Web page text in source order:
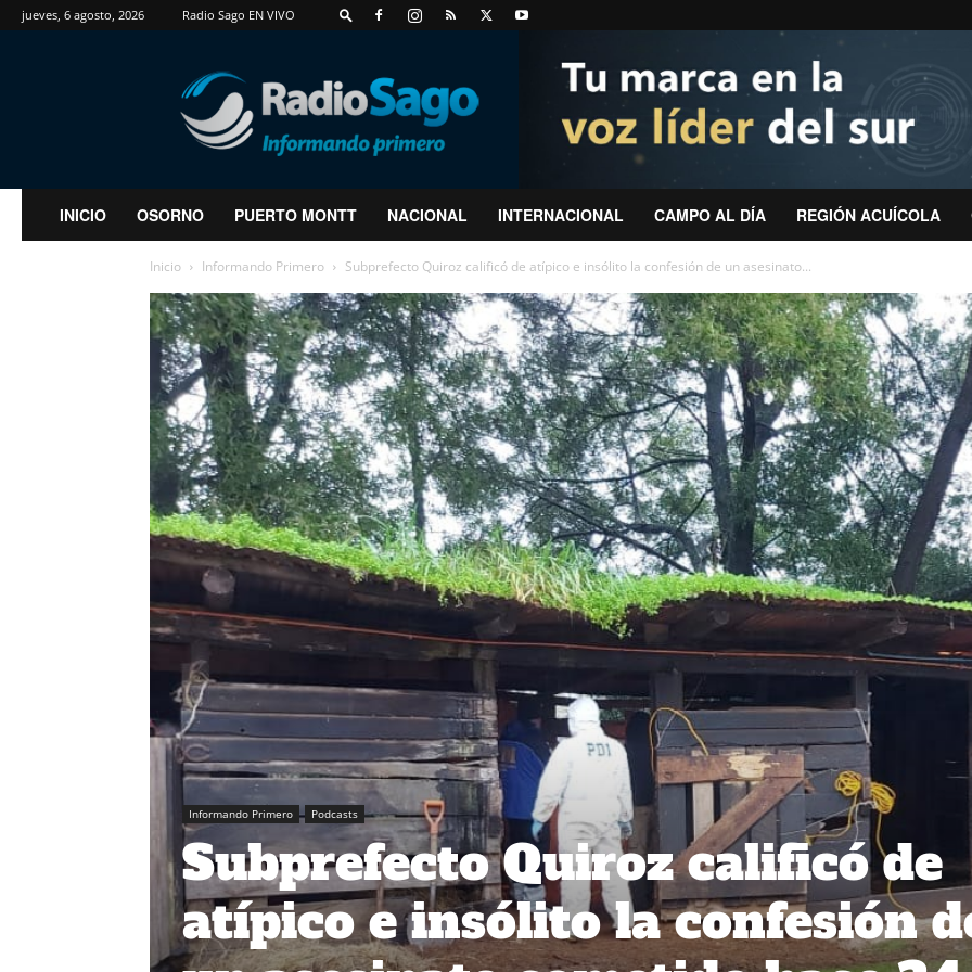
jueves, 6 agosto, 2026 Radio Sago EN VIVO
RadioSago
INICIO OSORNO PUERTO MONTT NACIONAL INTERNACIONAL CAMPO AL DÍA REGIÓN ACUÍCOLA
Inicio Informando Primero Subprefecto Quiroz calificó de atípico e insólito la confesión de un asesinato...
Informando Primero Podcasts
Subprefecto Quiroz calificó de
atípico e insólito la confesión